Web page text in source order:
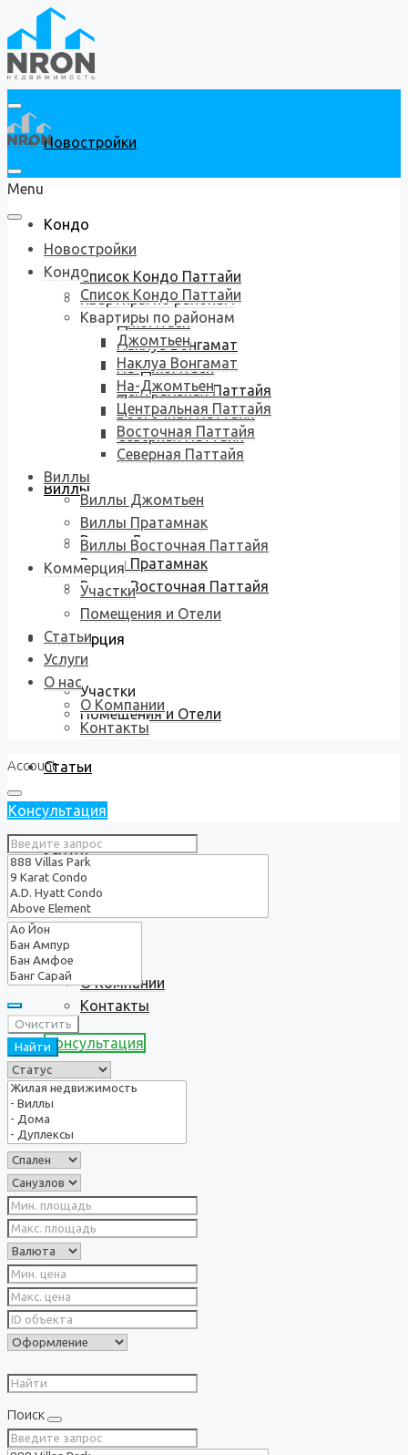
Новостройки
Кондо
Список Кондо Паттайи
Квартиры по районам
Джомтьен
Наклуа Вонгамат
На-Джомтьен
Центральная Паттайя
Восточная Паттайя
Северная Паттайя
Виллы
Виллы Джомтьен
Виллы Пратамнак
Виллы Восточная Паттайя
Коммерция
Участки
Помещения и Отели
Статьи
Услуги
О нас
О Компании
Контакты
Консультация
Menu
Новостройки
Кондо
Список Кондо Паттайи
Квартиры по районам
Джомтьен
Наклуа Вонгамат
На-Джомтьен
Центральная Паттайя
Восточная Паттайя
Северная Паттайя
Виллы
Виллы Джомтьен
Виллы Пратамнак
Виллы Восточная Паттайя
Коммерция
Участки
Помещения и Отели
Статьи
Услуги
О нас
О Компании
Контакты
Account
Консультация
Очистить
Найти
Поиск